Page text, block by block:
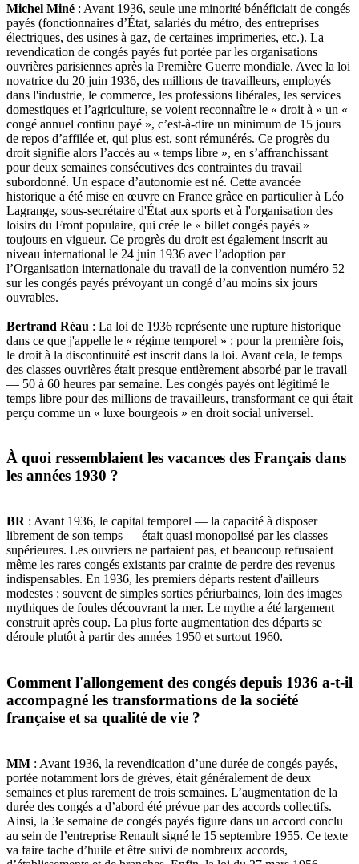
Michel Miné : Avant 1936, seule une minorité bénéficiait de congés
payés (fonctionnaires d’État, salariés du métro, des entreprises
électriques, des usines à gaz, de certaines imprimeries, etc.). La
revendication de congés payés fut portée par les organisations
ouvrières parisiennes après la Première Guerre mondiale. Avec la loi
novatrice du 20 juin 1936, des millions de travailleurs, employés
dans l'industrie, le commerce, les professions libérales, les services
domestiques et l’agriculture, se voient reconnaître le « droit à » un «
congé annuel continu payé », c’est-à-dire un minimum de 15 jours
de repos d’affilée et, qui plus est, sont rémunérés. Ce progrès du
droit signifie alors l’accès au « temps libre », en s’affranchissant
pour deux semaines consécutives des contraintes du travail
subordonné. Un espace d’autonomie est né. Cette avancée
historique a été mise en œuvre en France grâce en particulier à Léo
Lagrange, sous-secrétaire d'État aux sports et à l'organisation des
loisirs du Front populaire, qui crée le « billet congés payés »
toujours en vigueur. Ce progrès du droit est également inscrit au
niveau international le 24 juin 1936 avec l’adoption par
l’Organisation internationale du travail de la convention numéro 52
sur les congés payés prévoyant un congé d’au moins six jours
ouvrables.
Bertrand Réau : La loi de 1936 représente une rupture historique
dans ce que j'appelle le « régime temporel » : pour la première fois,
le droit à la discontinuité est inscrit dans la loi. Avant cela, le temps
des classes ouvrières était presque entièrement absorbé par le travail
— 50 à 60 heures par semaine. Les congés payés ont légitimé le
temps libre pour des millions de travailleurs, transformant ce qui était
perçu comme un « luxe bourgeois » en droit social universel.
À quoi ressemblaient les vacances des Français dans
les années 1930 ?
BR : Avant 1936, le capital temporel — la capacité à disposer
librement de son temps — était quasi monopolisé par les classes
supérieures. Les ouvriers ne partaient pas, et beaucoup refusaient
même les rares congés existants par crainte de perdre des revenus
indispensables. En 1936, les premiers départs restent d'ailleurs
modestes : souvent de simples sorties périurbaines, loin des images
mythiques de foules découvrant la mer. Le mythe a été largement
construit après coup. La plus forte augmentation des départs se
déroule plutôt à partir des années 1950 et surtout 1960.
Comment l'allongement des congés depuis 1936 a-t-il
accompagné les transformations de la société
française et sa qualité de vie ?
MM : Avant 1936, la revendication d’une durée de congés payés,
portée notamment lors de grèves, était généralement de deux
semaines et plus rarement de trois semaines. L’augmentation de la
durée des congés a d’abord été prévue par des accords collectifs.
Ainsi, la 3e semaine de congés payés figure dans un accord conclu
au sein de l’entreprise Renault signé le 15 septembre 1955. Ce texte
va faire tache d’huile et être suivi de nombreux accords,